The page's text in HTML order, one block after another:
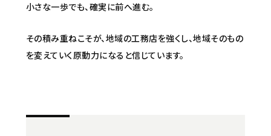
小さな一歩でも、確実に前へ進む。
その積み重ねこそが、地域の工務店を強くし、地域そのもの
を変えていく原動力になると信じています。